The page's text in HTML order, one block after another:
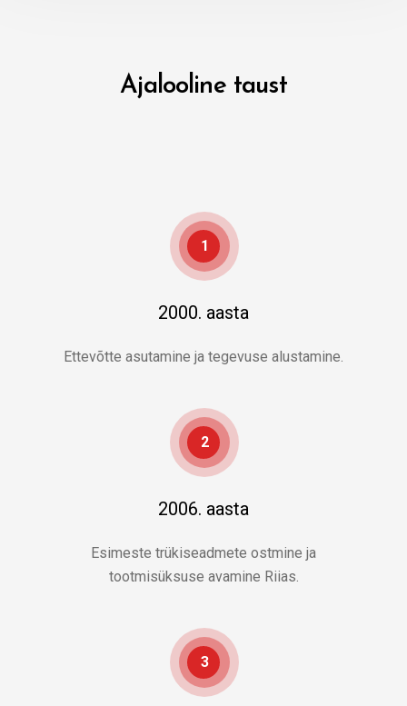
Ajalooline taust
1
2000. aasta
Ettevõtte asutamine ja tegevuse alustamine.
2
2006. aasta
Esimeste trükiseadmete ostmine ja
tootmisüksuse avamine Riias.
3